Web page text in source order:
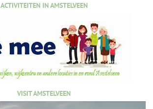
ACTIVITEITEN IN AMSTELVEEN
VISIT AMSTELVEEN